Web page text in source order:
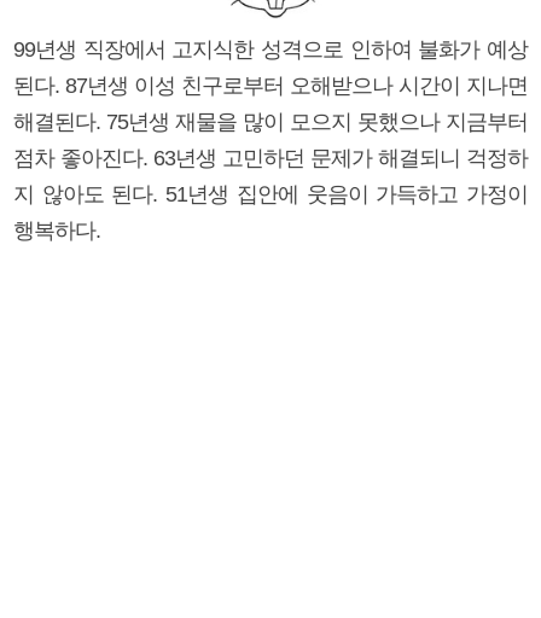
99년생 직장에서 고지식한 성격으로 인하여 불화가 예상
된다. 87년생 이성 친구로부터 오해받으나 시간이 지나면
해결된다. 75년생 재물을 많이 모으지 못했으나 지금부터
점차 좋아진다. 63년생 고민하던 문제가 해결되니 걱정하
지 않아도 된다. 51년생 집안에 웃음이 가득하고 가정이
행복하다.